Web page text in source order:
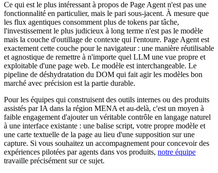
Ce qui est le plus intéressant à propos de Page Agent n'est pas une
fonctionnalité en particulier, mais le pari sous-jacent. À mesure que
les flux agentiques consomment plus de tokens par tâche,
l'investissement le plus judicieux à long terme n'est pas le modèle
mais la couche d'outillage de contexte qui l'entoure. Page Agent est
exactement cette couche pour le navigateur : une manière réutilisable
et agnostique de remettre à n'importe quel LLM une vue propre et
exploitable d'une page web. Le modèle est interchangeable. Le
pipeline de déshydratation du DOM qui fait agir les modèles bon
marché avec précision est la partie durable.
Pour les équipes qui construisent des outils internes ou des produits
assistés par IA dans la région MENA et au-delà, c'est un moyen à
faible engagement d'ajouter un véritable contrôle en langage naturel
à une interface existante : une balise script, votre propre modèle et
une carte textuelle de la page au lieu d'une supposition sur une
capture. Si vous souhaitez un accompagnement pour concevoir des
expériences pilotées par agents dans vos produits, notre équipe
travaille précisément sur ce sujet.